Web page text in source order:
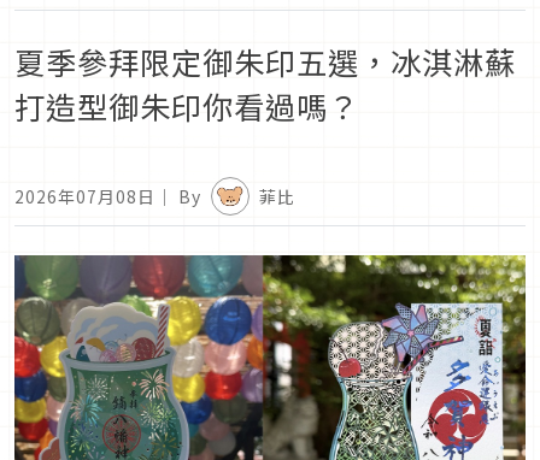
夏季參拜限定御朱印五選，冰淇淋蘇
打造型御朱印你看過嗎？
2026年07月08日 ｜ By 菲比